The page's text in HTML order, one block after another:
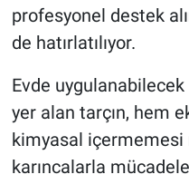
profesyonel destek
de hatırlatılıyor.
Evde
yer alan tarçın, hem
kimyasal içermemesi
karıncalarla